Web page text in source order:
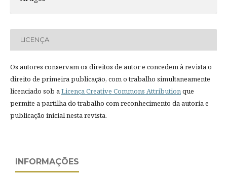
LICENÇA
Os autores conservam os direitos de autor e concedem à revista o
direito de primeira publicação, com o trabalho simultaneamente
licenciado sob aLicença Creative Commons Attributionque
permite a partilha do trabalho com reconhecimento da autoria e
publicação inicial nesta revista.
INFORMAÇÕES